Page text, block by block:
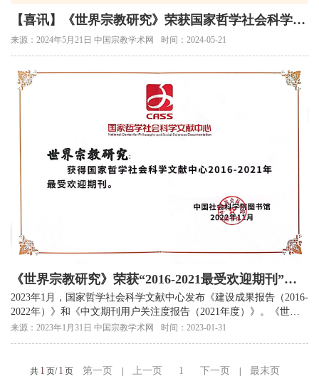
【喜讯】《世界宗教研究》荣获国家哲学社会科学文
献中心2023年度宗教学最受欢迎期刊
来源：2024年5月21日 中国宗教学术网 时间：2024-05-21
《世界宗教研究》荣获“2016-2021最受欢迎期刊”和
“2021年度宗教学最受欢迎期刊”
2023年1月，国家哲学社会科学文献中心发布《建设成果报告（2016-
2022年）》和《中文期刊用户关注度报告（2021年度）》。《世界
宗教研究》荣获“2016-2021最受欢迎期刊”和“2021年度宗教学最...
来源：2023年1月31日 中国宗教学术网 时间：2023-01-31
共 1 页/ 1 页 第一页 上一页 1 下一页 最末页